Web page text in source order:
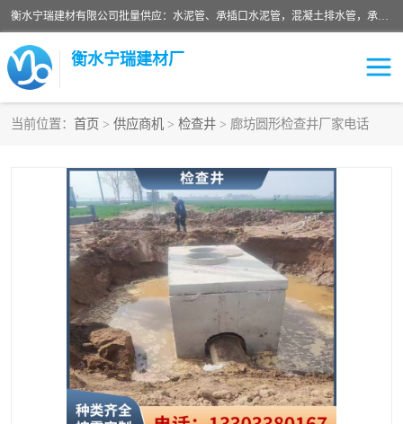
衡水宁瑞建材有限公司批量供应：水泥管、承插口水泥管，混凝土排水管，承插口水泥管，企口水泥管，钢承口水泥管，顶管，平口水泥管，水泥检查井，混凝土检查井，预制混凝土检查井，矩形检查井，圆形检查井等产品。
衡水宁瑞建材厂
当前位置： 首页 > 供应商机 > 检查井 > 廊坊圆形检查井厂家电话
水泥检查井 水泥管
圆形检查井 矩形检查井
混凝土检查井 预制混凝土检查井
企口水泥管 钢承口水泥管
波纹管